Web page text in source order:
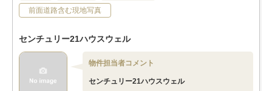
前面道路含む現地写真
センチュリー21ハウスウェル
物件担当者コメント
センチュリー21ハウスウェル